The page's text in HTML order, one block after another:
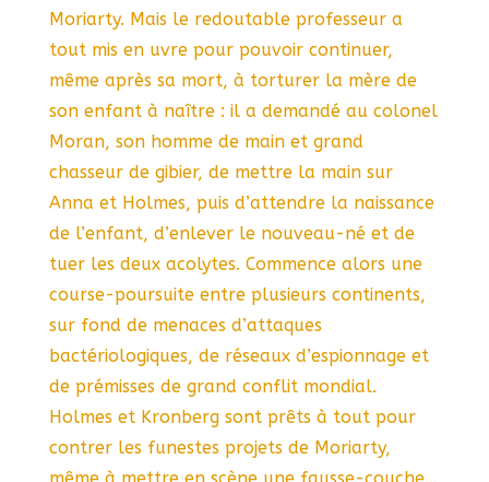
Moriarty. Mais le redoutable professeur a
tout mis en uvre pour pouvoir continuer,
même après sa mort, à torturer la mère de
son enfant à naître : il a demandé au colonel
Moran, son homme de main et grand
chasseur de gibier, de mettre la main sur
Anna et Holmes, puis d’attendre la naissance
de l’enfant, d’enlever le nouveau-né et de
tuer les deux acolytes. Commence alors une
course-poursuite entre plusieurs continents,
sur fond de menaces d’attaques
bactériologiques, de réseaux d’espionnage et
de prémisses de grand conflit mondial.
Holmes et Kronberg sont prêts à tout pour
contrer les funestes projets de Moriarty,